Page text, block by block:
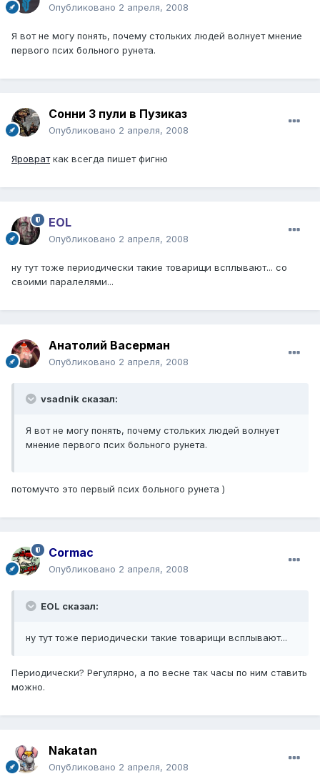
Опубликовано 2 апреля, 2008
Я вот не могу понять, почему стольких людей волнует мнение
первого псих больного рунета.
Сонни 3 пули в Пузиказ
Опубликовано 2 апреля, 2008
Яровраткак всегда пишет фигню
EOL
Опубликовано 2 апреля, 2008
ну тут тоже периодически такие товарищи всплывают... со
своими паралелями...
Анатолий Васерман
Опубликовано 2 апреля, 2008
vsadnik сказал:
Я вот не могу понять, почему стольких людей волнует
мнение первого псих больного рунета.
потомучто это первый псих больного рунета )
Cormac
Опубликовано 2 апреля, 2008
EOL сказал:
ну тут тоже периодически такие товарищи всплывают...
Периодически? Регулярно, а по весне так часы по ним ставить
можно.
Nakatan
Опубликовано 2 апреля, 2008